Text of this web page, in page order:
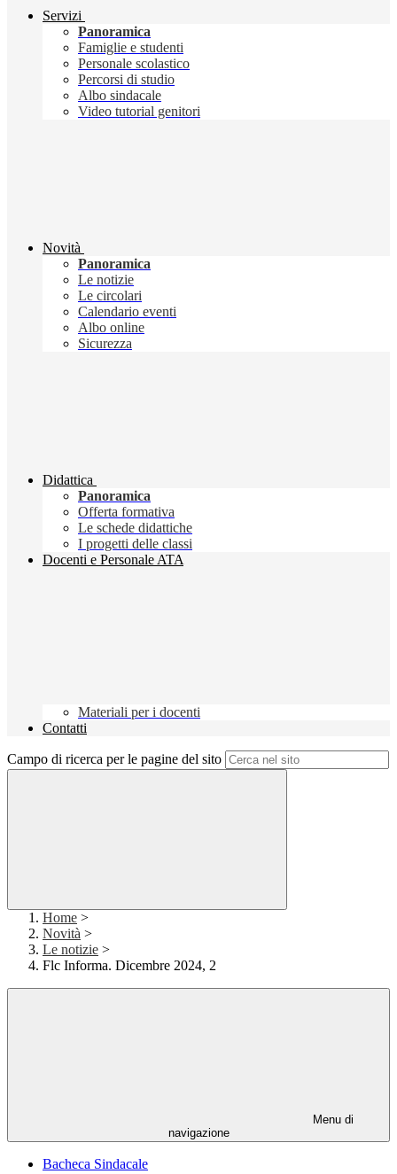
Servizi
Panoramica
Famiglie e studenti
Personale scolastico
Percorsi di studio
Albo sindacale
Video tutorial genitori
Novità
Panoramica
Le notizie
Le circolari
Calendario eventi
Albo online
Sicurezza
Didattica
Panoramica
Offerta formativa
Le schede didattiche
I progetti delle classi
Docenti e Personale ATA
Materiali per i docenti
Contatti
Campo di ricerca per le pagine del sito
Home >
Novità >
Le notizie >
Flc Informa. Dicembre 2024, 2
Menu di
navigazione
Bacheca Sindacale